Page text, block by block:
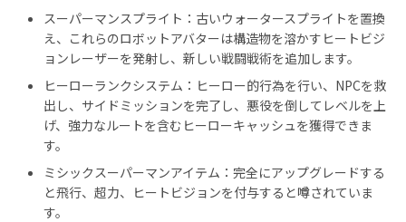
スーパーマンスプライト：古いウォータースプライトを置換
え、これらのロボットアバターは構造物を溶かすヒートビジ
ョンレーザーを発射し、新しい戦闘戦術を追加します。
ヒーローランクシステム：ヒーロー的行為を行い、NPCを救
出し、サイドミッションを完了し、悪役を倒してレベルを上
げ、強力なルートを含むヒーローキャッシュを獲得できま
す。
ミシックスーパーマンアイテム：完全にアップグレードする
と飛行、超力、ヒートビジョンを付与すると噂されていま
す。